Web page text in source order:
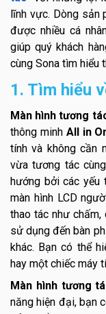
lĩnh vực. Dòng sản
được nhiều cá
giúp quý khách
cùng Sona tìm hiểu
1. Tìm hiểu
Màn hình tương
thông minh All in
tính và không cần
vừa tương tác
hướng bởi các yếu
màn hình LCD
thao tác như
sử dụng đến bàn
khác. Bạn có thể
hay một chiếc máy
Màn hình tương
năng hiện đại, bạn